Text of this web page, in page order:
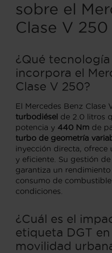
sobre el
Clase V 250
¿Qué
incorpora el
Clase V 250?
El Mercedes Benz
turbodiésel de 2.0 litros
potencia y 440 Nm de
turbo de geometría
inyección directa, ofrece
y eficiente. Su gestión
garantiza un
consumo de
condiciones.
¿Cuál es el
etiqueta DGT en
movilidad